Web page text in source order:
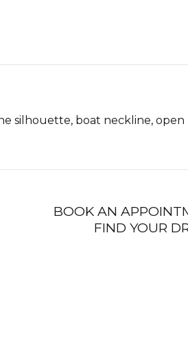
silhouette, boat neckline,
BOOK AN
FIND YOUR